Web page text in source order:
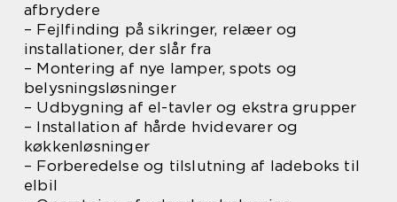
afbrydere
– Fejlfinding på sikringer, relæer og
installationer, der slår fra
– Montering af nye lamper, spots og
belysningsløsninger
– Udbygning af el-tavler og ekstra grupper
– Installation af hårde hvidevarer og
køkkenløsninger
– Forberedelse og tilslutning af ladeboks til
elbil